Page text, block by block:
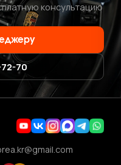
консультацию
70